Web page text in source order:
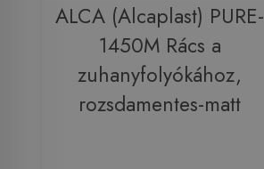
ALCA (Alcaplast) PURE-
1450M Rács a
zuhanyfolyókához,
rozsdamentes-matt